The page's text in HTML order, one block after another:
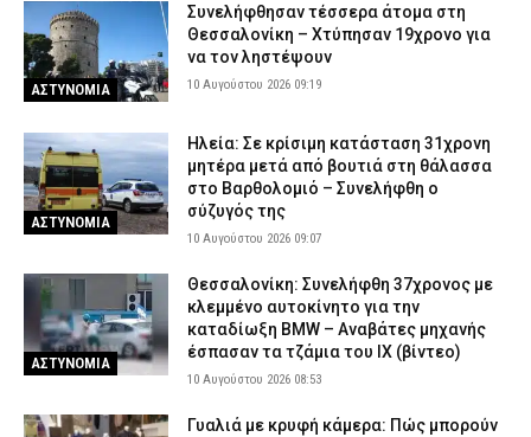
ΑΣΤΥΝΟΜΙΑ
Συνελήφθησαν τέσσερα άτομα στη
Θεσσαλονίκη – Χτύπησαν 19χρονο για
να τον ληστέψουν
10 Αυγούστου 2026 09:19
ΑΣΤΥΝΟΜΙΑ
Ηλεία: Σε κρίσιμη κατάσταση 31χρονη
μητέρα μετά από βουτιά στη θάλασσα
στο Βαρθολομιό – Συνελήφθη ο
σύζυγός της
10 Αυγούστου 2026 09:07
ΑΣΤΥΝΟΜΙΑ
Θεσσαλονίκη: Συνελήφθη 37χρονος με
κλεμμένο αυτοκίνητο για την
καταδίωξη BMW – Αναβάτες μηχανής
έσπασαν τα τζάμια του ΙΧ (βίντεο)
10 Αυγούστου 2026 08:53
Γυαλιά με κρυφή κάμερα: Πώς μπορούν